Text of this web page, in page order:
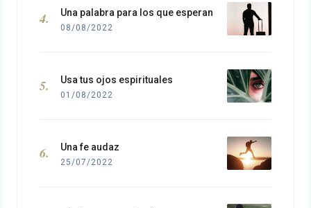
Una palabra para los que esperan
08/08/2022
Usa tus ojos espirituales
01/08/2022
Una fe audaz
25/07/2022